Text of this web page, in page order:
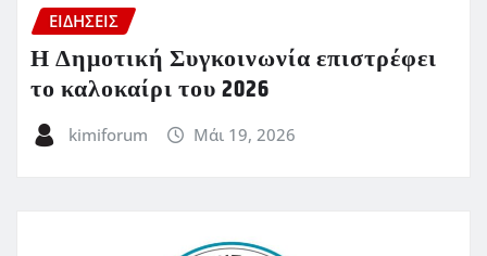
ΕΙΔΗΣΕΙΣ
Η Δημοτική Συγκοινωνία επιστρέφει
το καλοκαίρι του 2026
kimiforum Μάι 19, 2026